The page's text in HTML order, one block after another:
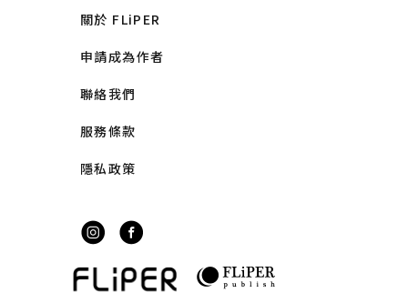
關於 FLiPER
申請成為作者
聯絡我們
服務條款
隱私政策